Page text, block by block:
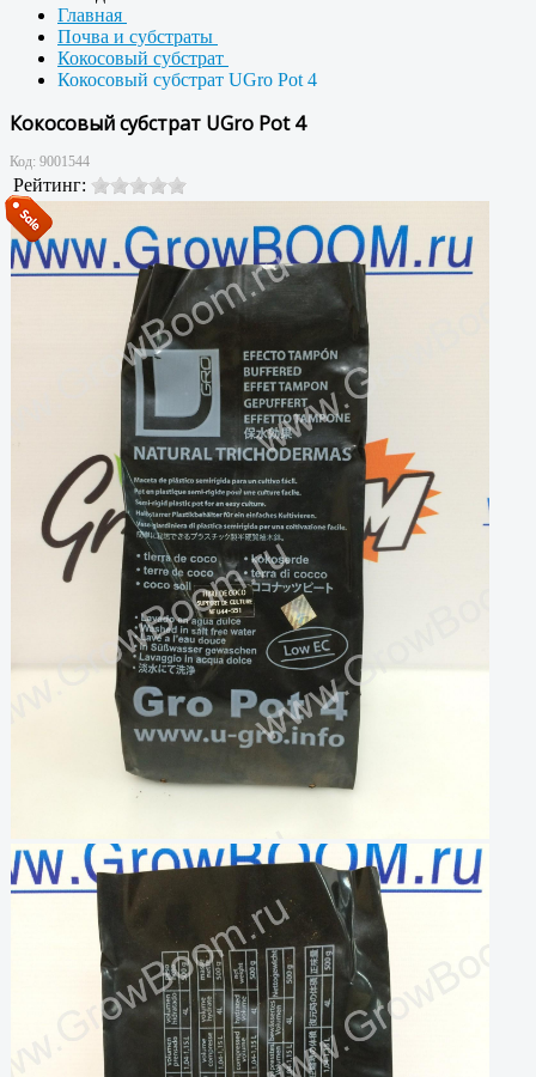
Главная
Почва и субстраты
Кокосовый субстрат
Кокосовый субстрат UGro Pot 4
Кокосовый субстрат UGro Pot 4
Код: 9001544
Рейтинг: